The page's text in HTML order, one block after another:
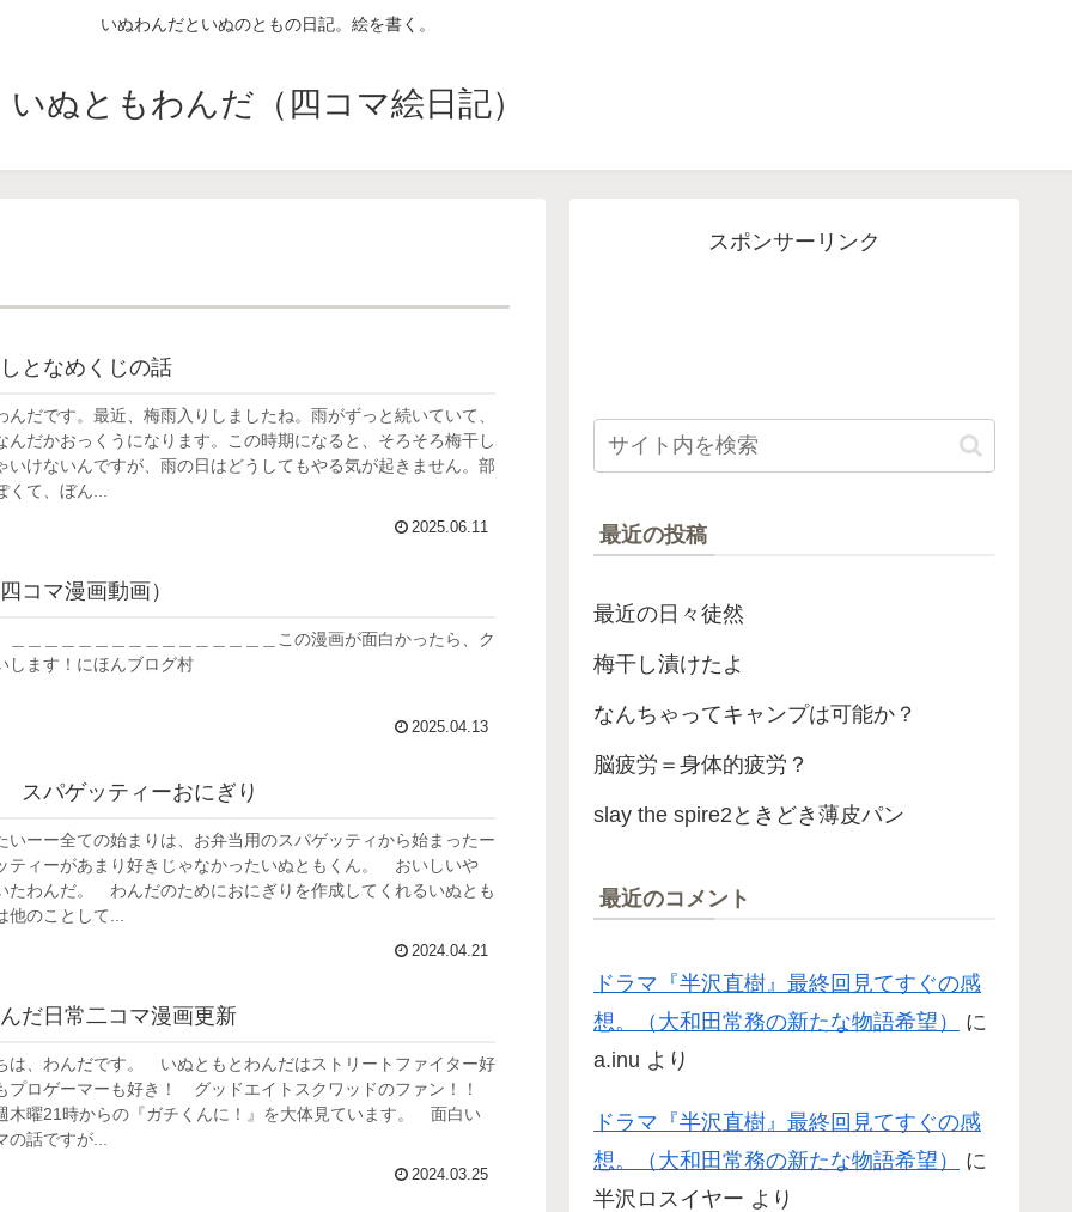
いぬわんだといぬのともの日記。絵を書く。
いぬともわんだ（四コマ絵日記）
となめくじの話
んだです。最近、梅雨入りしましたね。雨がずっと続いていて、
んだかおっくうになります。この時期になると、そろそろ梅干し
いけないんですが、雨の日はどうしてもやる気が起きません。部
くて、ぼん...
2025.06.11
コマ漫画動画）
＿＿＿＿＿＿＿＿＿＿＿＿＿＿＿＿この漫画が面白かったら、ク
します！にほんブログ村
2025.04.13
スパゲッティーおにぎり
いーー全ての始まりは、お弁当用のスパゲッティから始まったー
ィーがあまり好きじゃなかったいぬともくん。 おいしいや
たわんだ。 わんだのためにおにぎりを作成してくれるいぬとも
のことして...
2024.04.21
だ日常二コマ漫画更新
は、わんだです。 いぬともとわんだはストリートファイター好
ロゲーマーも好き！ グッドエイトスクワッドのファン！！
曜21時からの『ガチくんに！』を大体見ています。 面白い
話ですが...
2024.03.25
スポンサーリンク
最近の投稿
最近の日々徒然
梅干し漬けたよ
なんちゃってキャンプは可能か？
脳疲労＝身体的疲労？
slay the spire2ときどき薄皮パン
最近のコメント
ドラマ『半沢直樹』最終回見てすぐの感
想。（大和田常務の新たな物語希望）
に
a.inu より
ドラマ『半沢直樹』最終回見てすぐの感
想。（大和田常務の新たな物語希望）
に
半沢ロスイヤー より